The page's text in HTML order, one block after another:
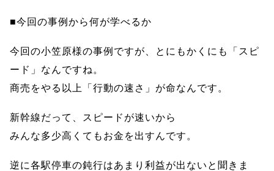
■今回の事例から何が学べるか
今回の小笠原様の事例ですが、とにもかくにも「スピ
ード」なんですね。
商売をやる以上「行動の速さ」が命なんです。
新幹線だって、スピードが速いから
みんな多少高くてもお金を出すんです。
逆に各駅停車の鈍行はあまり利益が出ないと聞きま